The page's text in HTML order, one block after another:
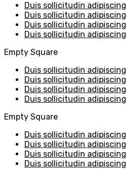
Duis sollicitudin adipiscing
Duis sollicitudin adipiscing
Duis sollicitudin adipiscing
Duis sollicitudin adipiscing
Empty Square
Duis sollicitudin adipiscing
Duis sollicitudin adipiscing
Duis sollicitudin adipiscing
Duis sollicitudin adipiscing
Empty Square
Duis sollicitudin adipiscing
Duis sollicitudin adipiscing
Duis sollicitudin adipiscing
Duis sollicitudin adipiscing